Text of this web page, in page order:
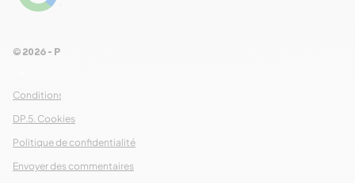
Conditions Générales de Ventes
DP.5. Cookies
Politique de confidentialité
Envoyer des commentaires
© 2026 - Pour Les Gourmets